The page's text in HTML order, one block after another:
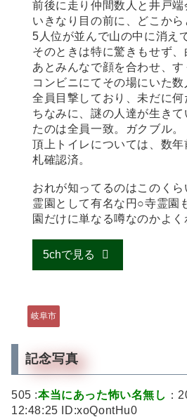
前後に走り仲間数人と井戸端
いきなり目の前に、どこか
5人位が並んで山の中に消え
そのときは特に驚きもせず
あとみんなで顔を合わせ、
コンビニにてその場にいた数
全員目撃しており、未だに何
ちなみに、謎の人達が生き
たのは全員一致。ガクブル。
頂上トイレについては、数
札確認済。
おれが知ってるのはこのくら
霊園として有名な円○寺霊園
園だけに単なる噂なのかよく
5chで見る
岐阜市
記念写真
505 :本当にあった怖い名無し ：
12:48:25 ID:xoQontHu0